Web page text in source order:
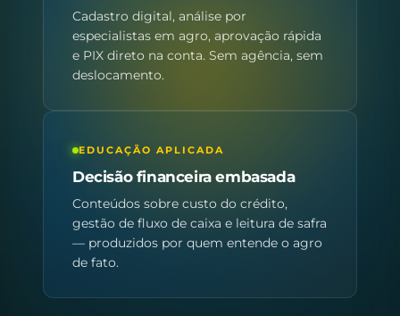
Cadastro digital, análise por
especialistas em agro, aprovação rápida
e PIX direto na conta. Sem agência, sem
deslocamento.
EDUCAÇÃO APLICADA
Decisão financeira embasada
Conteúdos sobre custo do crédito,
gestão de fluxo de caixa e leitura de safra
— produzidos por quem entende o agro
de fato.